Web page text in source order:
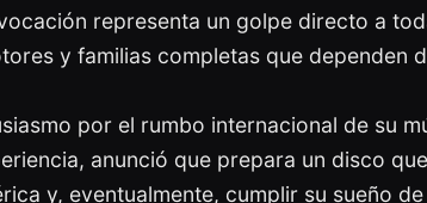
representa un golpe directo a
y familias completas que dependen
por el rumbo internacional de su
anunció que prepara un disco
y, eventualmente, cumplir su sueño